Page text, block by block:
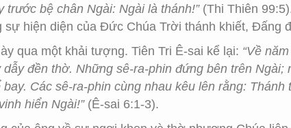
bệ chân Ngài: Ngài là thánh!”(Thi Thiên
hiện diện của Đức Chúa Trời thánh khiết, Đấng
qua một khải tượng. Tiên Tri Ê-sai kể lại: “Về
đền thờ. Những sê-ra-phin đứng bên trên Ngài;
Các sê-ra-phin cùng nhau kêu lên rằng:
hiển Ngài!”(Ê-sai 6:1-3).